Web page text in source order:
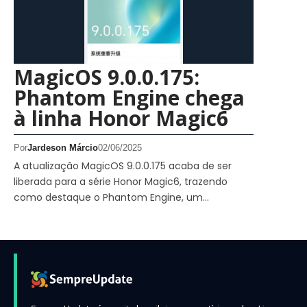
MagicOS 9.0.0.175:
Phantom Engine chega
à linha Honor Magic6
PorJardeson Márcio02/06/2025
A atualização MagicOS 9.0.0.175 acaba de ser
liberada para a série Honor Magic6, trazendo
como destaque o Phantom Engine, um…